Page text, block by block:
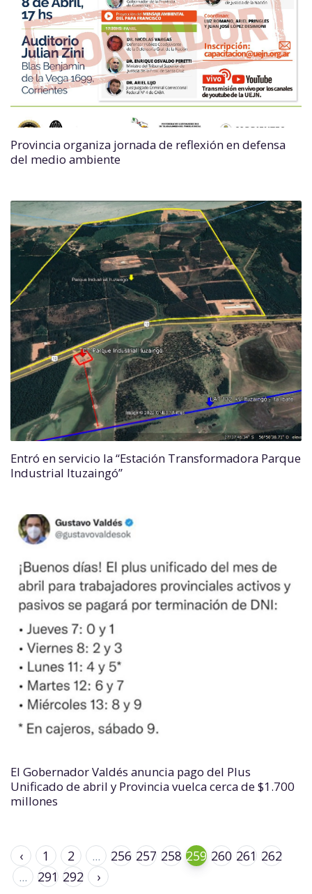
Provincia organiza jornada de reflexión en defensa
del medio ambiente
Entró en servicio la “Estación Transformadora Parque
Industrial Ituzaingó”
El Gobernador Valdés anuncia pago del Plus
Unificado de abril y Provincia vuelca cerca de $1.700
millones
‹ 1 2 ... 256 257 258 259 260 261 262
...
291 292 ›